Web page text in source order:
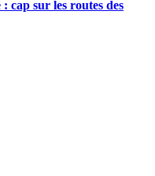
cap sur les routes des